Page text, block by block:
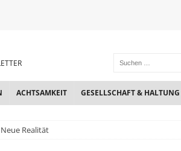
ACHTSAMKEIT GESELLSCHAFT & HALTUNG
Realität